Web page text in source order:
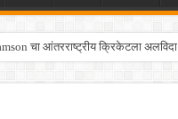
चा आंतरराष्ट्रीय क्रिकेटला अलविदा